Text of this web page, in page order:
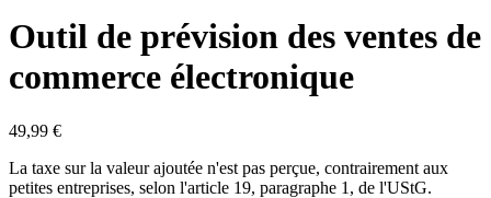
Outil de prévision des ventes de
commerce électronique
49,99 €
La taxe sur la valeur ajoutée n'est pas perçue, contrairement aux
petites entreprises, selon l'article 19, paragraphe 1, de l'UStG.